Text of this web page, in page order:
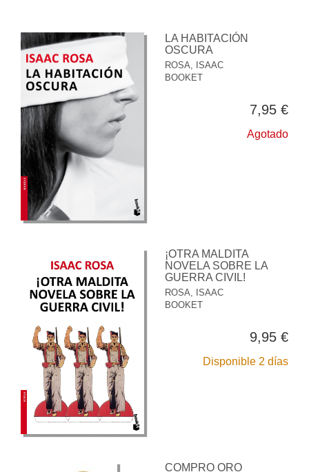
LA HABITACIÓN
OSCURA
ROSA, ISAAC
BOOKET
7,95 €
Agotado
¡OTRA MALDITA
NOVELA SOBRE LA
GUERRA CIVIL!
ROSA, ISAAC
BOOKET
9,95 €
Disponible 2 días
COMPRO ORO